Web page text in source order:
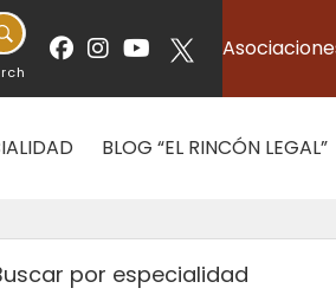
BLOG “EL RINCÓN LEGAL”